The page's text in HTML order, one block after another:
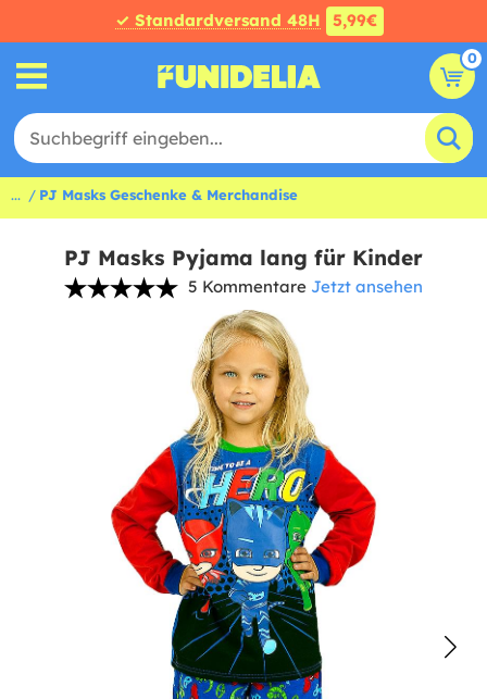
✓ Standardversand 48H 5,99€
0
... PJ Masks Geschenke & Merchandise
PJ Masks Pyjama lang für Kinder
5 Kommentare Jetzt ansehen